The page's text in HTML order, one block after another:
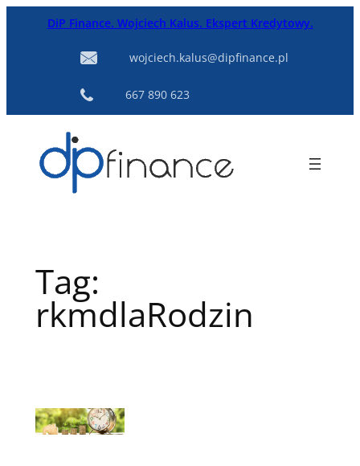
PrzejdźDiP Finance. Wojciech Kalus. Ekspert Kredytowy.
wojciech.kalus@dipfinance.pl
667 890 623
Tag:
rkmdlaRodzin